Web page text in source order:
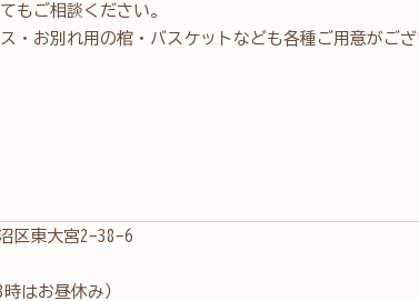
もご相談ください。
・お別れ用の棺・バスケットなども各種ご用意がござ
区東大宮2-38-6
はお昼休み）